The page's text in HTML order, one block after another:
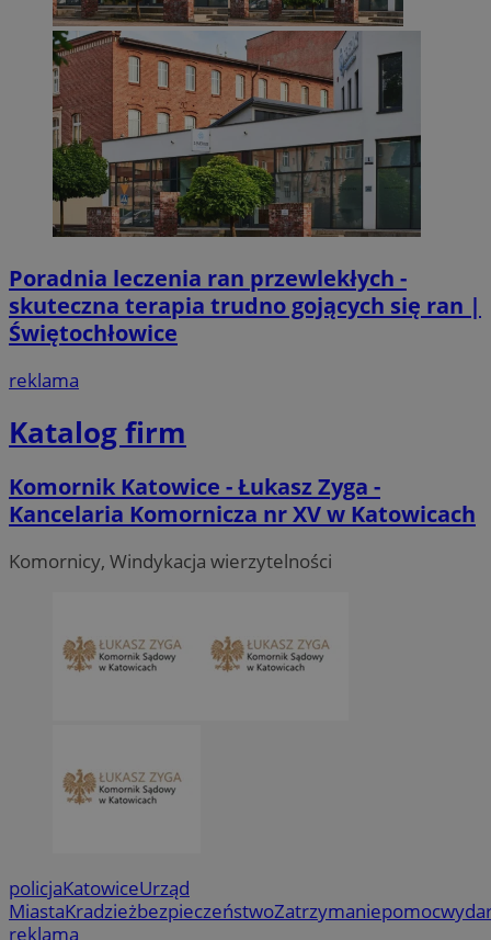
Poradnia leczenia ran przewlekłych -
skuteczna terapia trudno gojących się ran |
Świętochłowice
reklama
Katalog firm
Komornik Katowice - Łukasz Zyga -
Kancelaria Komornicza nr XV w Katowicach
Komornicy, Windykacja wierzytelności
policjaKatowiceUrząd
MiastaKradzieżbezpieczeństwoZatrzymaniepomoc
reklama